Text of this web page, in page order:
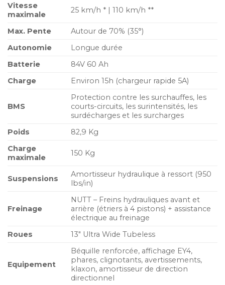
Vitesse
maximale
25 km/h * | 110 km/h **
Max. Pente
Autour de 70% (35°)
Autonomie
Longue durée
Batterie
84V 60 Ah
Charge
Environ 15h (chargeur rapide 5A)
BMS
Protection contre les surchauffes, les
courts-circuits, les surintensités, les
surdécharges et les surcharges
Poids
82,9 Kg
Charge
maximale
150 Kg
Suspensions
Amortisseur hydraulique à ressort (950
lbs/in)
Freinage
NUTT – Freins hydrauliques avant et
arrière (étriers à 4 pistons) + assistance
électrique au freinage
Roues
13″ Ultra Wide Tubeless
Equipement
Béquille renforcée, affichage EY4,
phares, clignotants, avertissements,
klaxon, amortisseur de direction
directionnel